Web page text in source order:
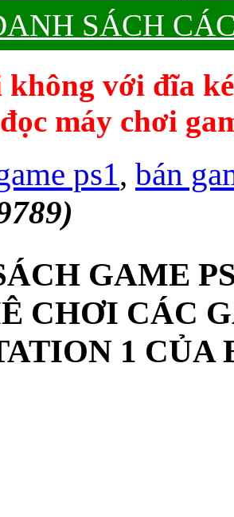
SÁCH
không với đĩa
máy chơi
ps1, bán
GAME
CHƠI CÁC
1 CỦA